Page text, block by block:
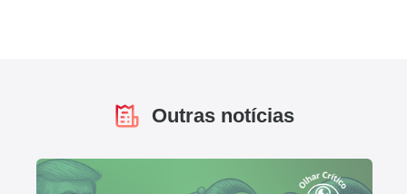
Outras notícias